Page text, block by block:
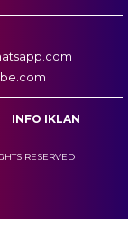
INFO IKLAN
RESERVED